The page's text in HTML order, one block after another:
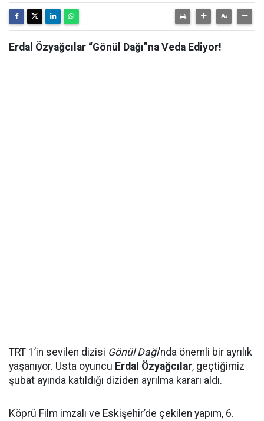
Erdal Özyağcılar “Gönül Dağı”na Veda Ediyor!
TRT 1’in sevilen dizisi Gönül Dağı’nda önemli bir ayrılık
yaşanıyor. Usta oyuncu Erdal Özyağcılar, geçtiğimiz
şubat ayında katıldığı diziden ayrılma kararı aldı.
Köprü Film imzalı ve Eskişehir’de çekilen yapım, 6.